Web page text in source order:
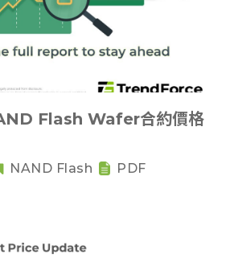
Flash Wafer合約價格
NAND Flash PDF